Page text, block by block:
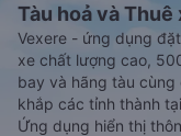
Tàu hoả và Thuê
Vexere - ứng dụng
xe chất lượng cao,
bay và hãng tàu
khắp các tỉnh thành
Ứng dụng hiển thị